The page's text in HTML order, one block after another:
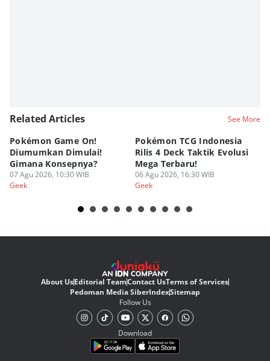
Related Articles See More
Pokémon Game On!
Diumumkan Dimulai!
Gimana Konsepnya?
07 Agu 2026, 10:30 WIB
Geek
Pokémon TCG Indonesia
Rilis 4 Deck Taktik Evolusi
Mega Terbaru!
06 Agu 2026, 16:30 WIB
Geek
About UsEditorial TeamContact UsTerms of Services
Pedoman Media SiberIndexSitemap
Follow Us
Download